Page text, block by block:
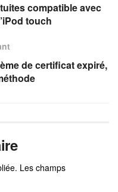
compatible avec
touch
de certificat expiré,
Les champs